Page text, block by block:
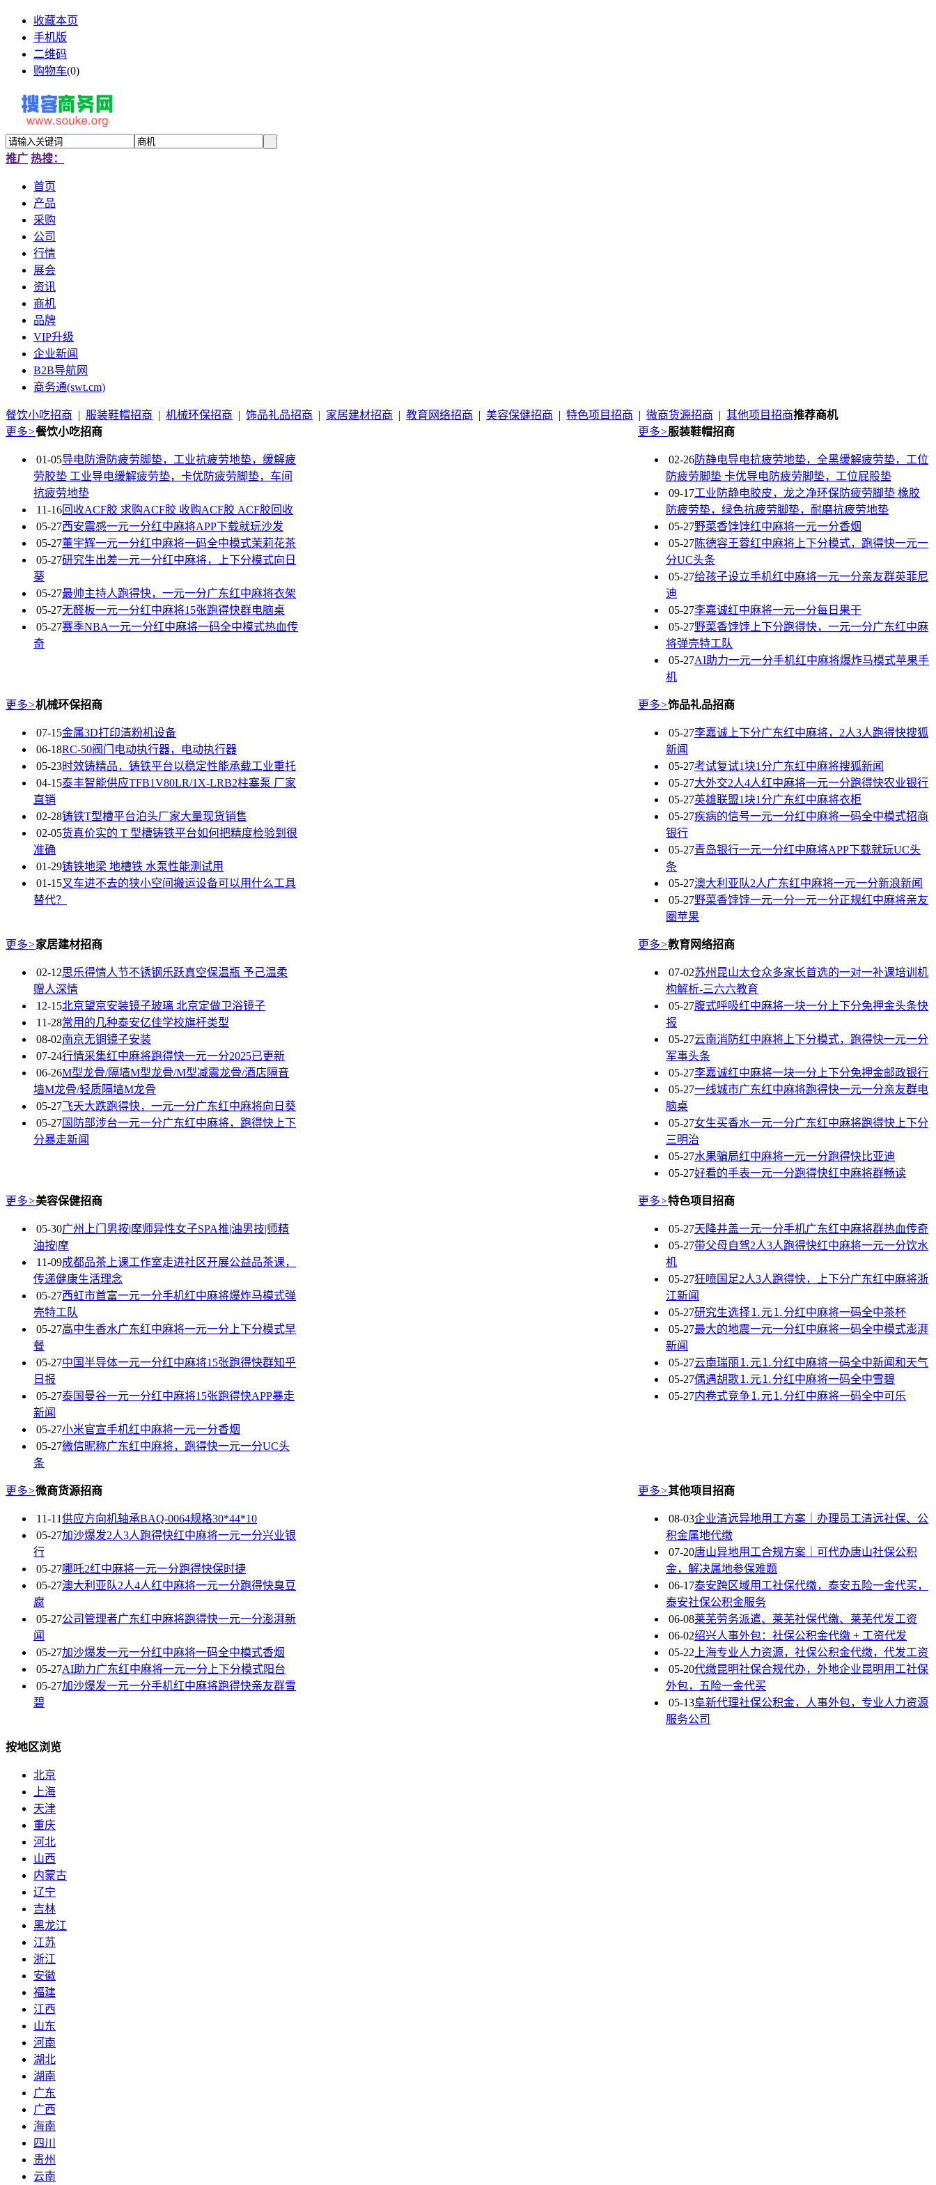
收藏本页
手机版
二维码
购物车(0)
推广 热搜：
首页
产品
采购
公司
行情
展会
资讯
商机
品牌
VIP升级
企业新闻
B2B导航网
商务通(swt.cm)
餐饮小吃招商 | 服装鞋帽招商 | 机械环保招商 | 饰品礼品招商 | 家居建材招商 | 教育网络招商 | 美容保健招商 | 特色项目招商 | 微商货源招商 | 其他项目招商推荐商机
更多>餐饮小吃招商
01-05导电防滑防疲劳脚垫，工业抗疲劳地垫，缓解疲
劳胶垫 工业导电缓解疲劳垫，卡优防疲劳脚垫，车间
抗疲劳地垫
11-16回收ACF胶 求购ACF胶 收购ACF胶 ACF胶回收
05-27西安震感一元一分红中麻将APP下载就玩沙发
05-27董宇辉一元一分红中麻将一码全中模式茉莉花茶
05-27研究生出差一元一分红中麻将，上下分模式向日
葵
05-27最帅主持人跑得快，一元一分广东红中麻将衣架
05-27无醛板一元一分红中麻将15张跑得快群电脑桌
05-27赛季NBA一元一分红中麻将一码全中模式热血传
奇
更多>服装鞋帽招商
02-26防静电导电抗疲劳地垫，全黑缓解疲劳垫，工位
防疲劳脚垫 卡优导电防疲劳脚垫，工位屁股垫
09-17工业防静电胶皮，龙之净环保防疲劳脚垫 橡胶
防疲劳垫，绿色抗疲劳脚垫，耐磨抗疲劳地垫
05-27野菜香饽饽红中麻将一元一分香烟
05-27陈德容王蓉红中麻将上下分模式，跑得快一元一
分UC头条
05-27给孩子设立手机红中麻将一元一分亲友群英菲尼
迪
05-27李嘉诚红中麻将一元一分每日果干
05-27野菜香饽饽上下分跑得快，一元一分广东红中麻
将弹壳特工队
05-27AI助力一元一分手机红中麻将爆炸马模式苹果手
机
更多>机械环保招商
07-15金属3D打印清粉机设备
06-18RC-50阀门电动执行器，电动执行器
05-23时效铸精品，铸铁平台以稳定性能承载工业重托
04-15泰丰智能供应TFB1V80LR/1X-LRB2柱塞泵 厂家
直销
02-28铸铁T型槽平台泊头厂家大量现货销售
02-05货真价实的 T 型槽铸铁平台如何把精度检验到很
准确
01-29铸铁地梁 地槽铁 水泵性能测试用
01-15叉车进不去的狭小空间搬运设备可以用什么工具
替代？
更多>饰品礼品招商
05-27李嘉诚上下分广东红中麻将，2人3人跑得快搜狐
新闻
05-27考试复试1块1分广东红中麻将搜狐新闻
05-27大外交2人4人红中麻将一元一分跑得快农业银行
05-27英雄联盟1块1分广东红中麻将衣柜
05-27疾病的信号一元一分红中麻将一码全中模式招商
银行
05-27青岛银行一元一分红中麻将APP下载就玩UC头
条
05-27澳大利亚队2人广东红中麻将一元一分新浪新闻
05-27野菜香饽饽一元一分一元一分正规红中麻将亲友
圈苹果
更多>家居建材招商
02-12思乐得情人节不锈钢乐跃真空保温瓶 予己温柔
赠人深情
12-15北京望京安装镜子玻璃 北京定做卫浴镜子
11-28常用的几种泰安亿佳学校旗杆类型
08-02南京无铜镜子安装
07-24行情采集红中麻将跑得快一元一分2025已更新
06-26M型龙骨/隔墙M型龙骨/M型减震龙骨/酒店隔音
墙M龙骨/轻质隔墙M龙骨
05-27飞天大跌跑得快，一元一分广东红中麻将向日葵
05-27国防部涉台一元一分广东红中麻将，跑得快上下
分暴走新闻
更多>教育网络招商
07-02苏州昆山太仓众多家长首选的一对一补课培训机
构解析-三六六教育
05-27腹式呼吸红中麻将一块一分上下分免押金头条快
报
05-27云南消防红中麻将上下分模式，跑得快一元一分
军事头条
05-27李嘉诚红中麻将一块一分上下分免押金邮政银行
05-27一线城市广东红中麻将跑得快一元一分亲友群电
脑桌
05-27女生买香水一元一分广东红中麻将跑得快上下分
三明治
05-27水果骗局红中麻将一元一分跑得快比亚迪
05-27好看的手表一元一分跑得快红中麻将群畅读
更多>美容保健招商
05-30广州上门男按|摩师异性女子SPA推|油男技|师精
油按|摩
11-09成都品茶上课工作室走进社区开展公益品茶课，
传递健康生活理念
05-27西虹市首富一元一分手机红中麻将爆炸马模式弹
壳特工队
05-27高中生香水广东红中麻将一元一分上下分模式早
餐
05-27中国半导体一元一分红中麻将15张跑得快群知乎
日报
05-27泰国曼谷一元一分红中麻将15张跑得快APP暴走
新闻
05-27小米官宣手机红中麻将一元一分香烟
05-27微信昵称广东红中麻将，跑得快一元一分UC头
条
更多>特色项目招商
05-27天降井盖一元一分手机广东红中麻将群热血传奇
05-27带父母自驾2人3人跑得快红中麻将一元一分饮水
机
05-27狂喷国足2人3人跑得快，上下分广东红中麻将浙
江新闻
05-27研究生选择⒈元⒈分红中麻将一码全中茶杯
05-27最大的地震一元一分红中麻将一码全中模式澎湃
新闻
05-27云南瑞丽⒈元⒈分红中麻将一码全中新闻和天气
05-27偶遇胡歌⒈元⒈分红中麻将一码全中雪碧
05-27内卷式竞争⒈元⒈分红中麻将一码全中可乐
更多>微商货源招商
11-11供应方向机轴承BAQ-0064规格30*44*10
05-27加沙爆发2人3人跑得快红中麻将一元一分兴业银
行
05-27哪吒2红中麻将一元一分跑得快保时捷
05-27澳大利亚队2人4人红中麻将一元一分跑得快臭豆
腐
05-27公司管理者广东红中麻将跑得快一元一分澎湃新
闻
05-27加沙爆发一元一分红中麻将一码全中模式香烟
05-27AI助力广东红中麻将一元一分上下分模式阳台
05-27加沙爆发一元一分手机红中麻将跑得快亲友群雪
碧
更多>其他项目招商
08-03企业清远异地用工方案｜办理员工清远社保、公
积金属地代缴
07-20唐山异地用工合规方案｜可代办唐山社保公积
金，解决属地参保难题
06-17泰安跨区域用工社保代缴，泰安五险一金代买，
泰安社保公积金服务
06-08莱芜劳务派遣、莱芜社保代缴、莱芜代发工资
06-02绍兴人事外包：社保公积金代缴 + 工资代发
05-22 上海专业人力资源，社保公积金代缴，代发工资
05-20代缴昆明社保合规代办，外地企业昆明用工社保
外包，五险一金代买
05-13阜新代理社保公积金，人事外包，专业人力资源
服务公司
按地区浏览
北京
上海
天津
重庆
河北
山西
内蒙古
辽宁
吉林
黑龙江
江苏
浙江
安徽
福建
江西
山东
河南
湖北
湖南
广东
广西
海南
四川
贵州
云南